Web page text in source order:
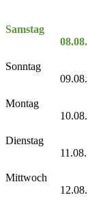
Samstag
08.08.
Sonntag
09.08.
Montag
10.08.
Dienstag
11.08.
Mittwoch
12.08.